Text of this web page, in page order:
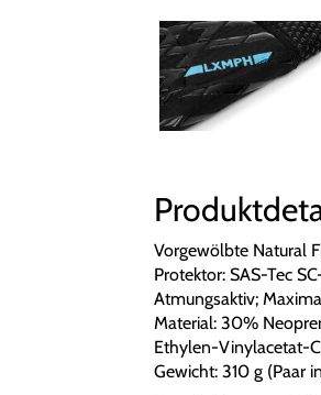
Vorgewölbte Natural
Protektor: SAS-Tec
Atmungsaktiv;
Material: 30%
Ethylen-Vinylacetat-
Gewicht: 310 g (Paar